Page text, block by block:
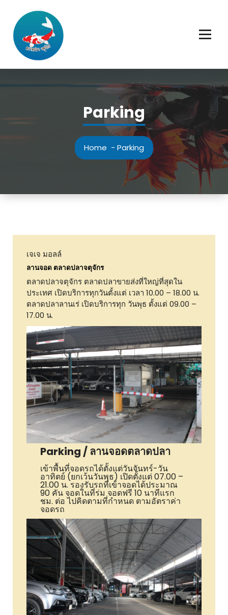
content
Parking
Home - Parking
เจเจ มอลล์
ลานจอด ตลาดปลาจตุจักร
ตลาดปลาจตุจักร ตลาดปลาขายส่งที่ใหญ่ที่สุดใน
ประเทศ เปิดบริการทุกวันตั้งแต่ เวลา 10.00 – 18.00 น.
ตลาดปลาลานเร่ เปิดบริการทุก วันพุธ ตั้งแต่ 09.00 –
17.00 น.
Parking / ลานจอดตลาดปลา
เข้าพื้นที่จอดรถได้ตั้งแต่วันจันทร์-วัน
อาทิตย์ (ยกเว้นวันพุธ) เปิดตั้งแต่ 07.00 –
21.00 น. รองรับรถที่เข้าจอดได้ประมาณ
90 คัน จอดในที่ร่ม จอดฟรี 10 นาทีแรก
ชม. ต่อ ไปคิดตามที่กำหนด ตามอัตราค่า
จอดรถ